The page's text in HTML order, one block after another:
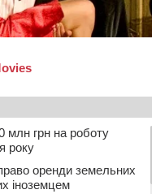
млн грн на роботу
року
оренди земельних
іноземцем